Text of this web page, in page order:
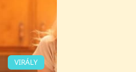
VIRÁLY